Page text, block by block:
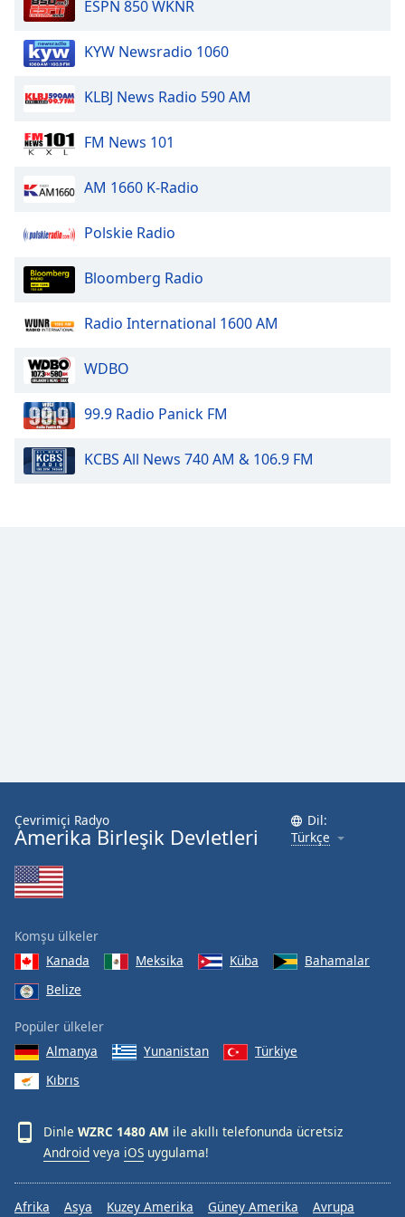
dialog
window.
Escape
cancel
close
window.
Text
Color
Background
Opacity
Font
Family
Reset
Close
Modal
Dialog
End
dialog
window.
ESPN 850 WKNR
KYW Newsradio 1060
KLBJ News Radio 590 AM
FM News 101
AM 1660 K-Radio
Polskie Radio
Bloomberg Radio
Radio International 1600 AM
WDBO
99.9 Radio Panick FM
KCBS All News 740 AM & 106.9 FM
Çevrimiçi Radyo
Amerika Birleşik Devletleri
Dil:
Türkçe
Komşu ülkeler
Kanada
Meksika Küba
Bahamalar
Belize
Popüler ülkeler
Almanya
Yunanistan
Türkiye
Kıbrıs
Dinle WZRC 1480 AM ile akıllı telefonunda ücretsiz
Android veya iOS uygulama!
Afrika Asya Kuzey Amerika Güney Amerika Avrupa